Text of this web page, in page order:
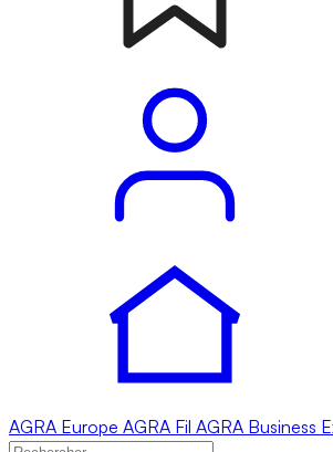
AGRA Europe AGRA Fil AGRA Business